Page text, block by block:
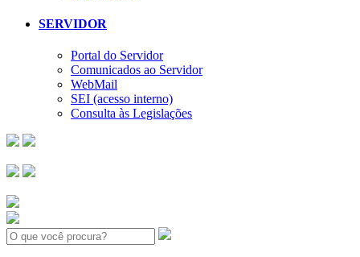
SERVIDOR
Portal do Servidor
Comunicados ao Servidor
WebMail
SEI (acesso interno)
Consulta às Legislações
Search: